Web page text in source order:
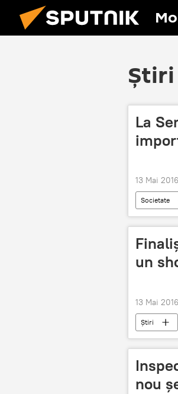
Știri
La
13 Mai
Societate
Vitalie
un
13 Mai
Știri
nou